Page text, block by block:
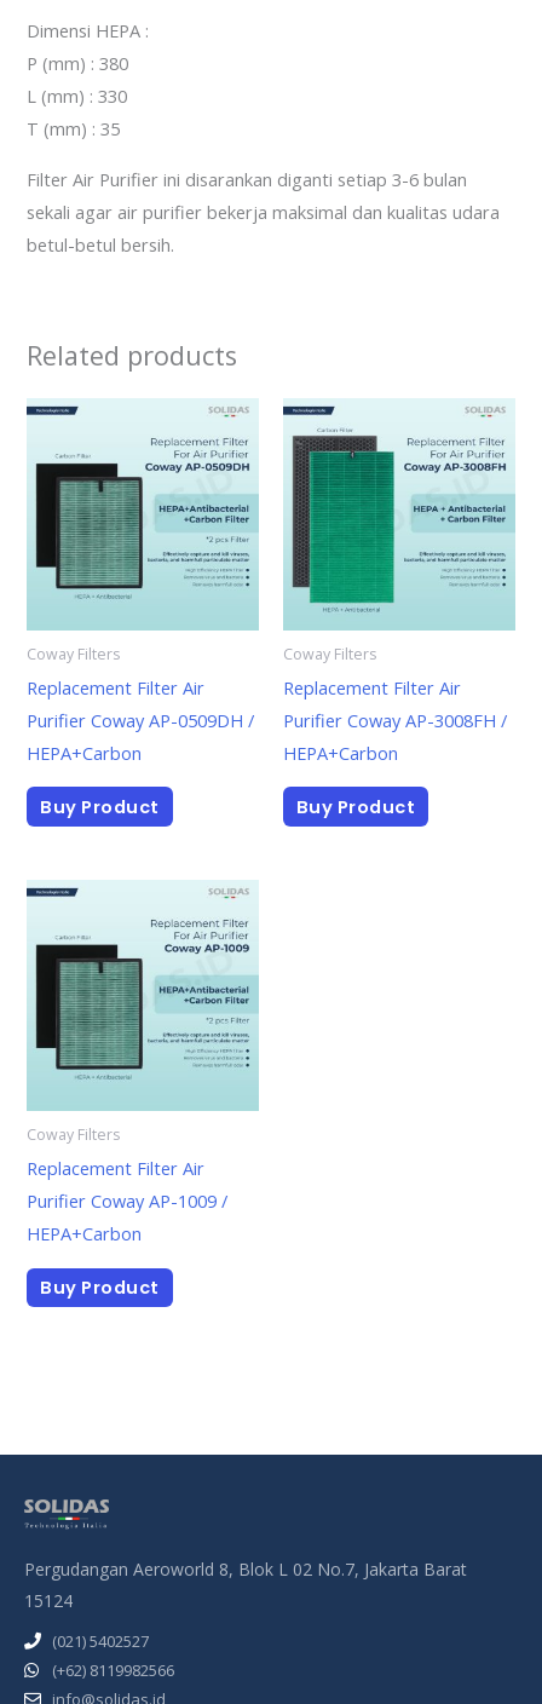
Dimensi HEPA :
P (mm) : 380
L (mm) : 330
T (mm) : 35
Filter Air Purifier ini disarankan diganti setiap 3-6 bulan
sekali agar air purifier bekerja maksimal dan kualitas udara
betul-betul bersih.
Related products
Coway Filters
Replacement Filter Air
Purifier Coway AP-0509DH /
HEPA+Carbon
Buy Product
Coway Filters
Replacement Filter Air
Purifier Coway AP-3008FH /
HEPA+Carbon
Buy Product
Coway Filters
Replacement Filter Air
Purifier Coway AP-1009 /
HEPA+Carbon
Buy Product
Pergudangan Aeroworld 8, Blok L 02 No.7, Jakarta Barat
15124
(021) 5402527
(+62) 8119982566